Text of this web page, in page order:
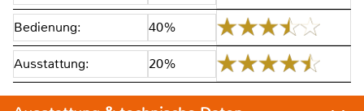
Bedienung: 40%
Ausstattung: 20%